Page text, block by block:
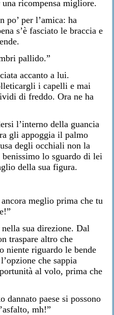
ricompensa migliore.
po’ per l’amica: ha
s’è fasciato le braccia e
pallido.”
accanto a lui.
i capelli e mai
di freddo. Ora ne ha
l’interno della guancia
gli appoggia il palmo
degli occhiali non la
lo sguardo di lei
della sua figura.
meglio prima che tu
sua direzione. Dal
traspare altro che
niente riguardo le bende
che sappia
al volo, prima che
dannato paese si possono
mh!”